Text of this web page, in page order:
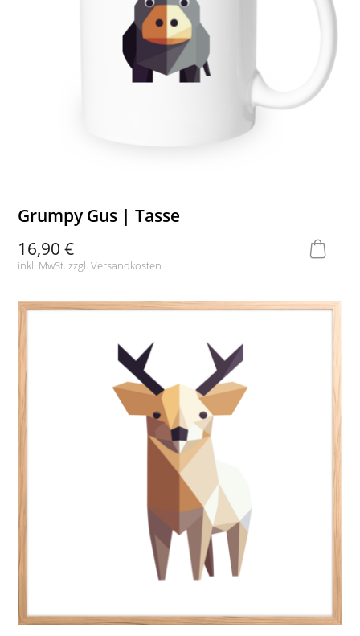
Grumpy Gus | Tasse
16,90 €
inkl. MwSt. zzgl.Versandkosten